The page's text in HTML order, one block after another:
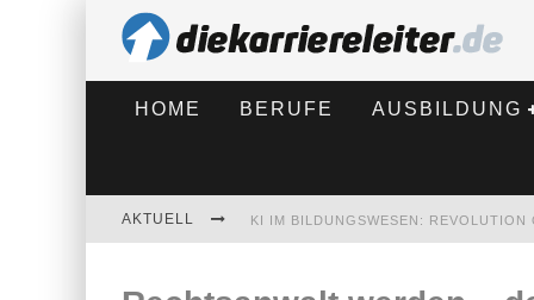
HOME BERUFE AUSBILDUNG
AKTUELL